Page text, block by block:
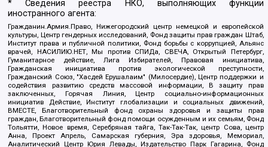
* Сведения реестра НКО, выполняющих функции
иностранного агента:
Гражданин.Армия.Право, Нижегородский центр немецкой и европейской
культуры, Центр гендерных исследований, Фонд защиты прав граждан Штаб,
Институт права и публичной политики, Фонд борьбы с коррупцией, Альянс
врачей, НАСИЛИЮ.НЕТ, Мы против СПИДа, СВЕЧА, Открытый Петербург,
Гуманитарное действие, Лига Избирателей, Правовая инициатива,
Гражданская инициатива против экологической преступности,
Гражданский Союз, "Хасдей Ерушалаим" (Милосердие), Центр поддержки и
содействия развитию средств массовой информации, В защиту прав
заключенных, Горячая Линия, Центр социально-информационных
инициатив Действие, Институт глобализации и социальных движений,
ВМЕСТЕ, Благотворительный фонд охраны здоровья и защиты прав
граждан, Благотворительный фонд помощи осужденным и их семьям, Фонд
Тольятти, Новое время, Серебряная тайга, Так-Так-Так, центр Сова, центр
Анна, Проект Апрель, Самарская губерния, Эра здоровья, Мемориал,
Аналитический Центр Юрия Левады, Издательство Парк Гагарина, Фонд